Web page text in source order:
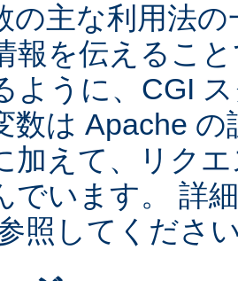
の主な利用法
報を伝えるこ
ように、CGI
数は Apache
加えて、リク
でいます。 詳
照してくださ